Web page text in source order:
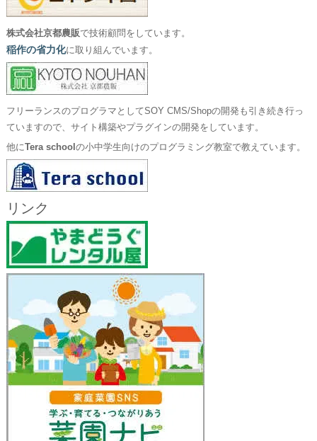
株式会社京都農販で技術顧問をしています。
稲作の省力化に取り組んでいます。
フリーランスのプログラマとしてSOY CMS/Shopの開発も引き続き行っ
ていますので、サイト構築やプラグインの開発をしています。
他にTera school の小中学生向けのプログラミング教室で教えています。
リンク